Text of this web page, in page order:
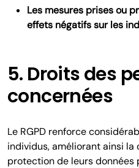
Les mesures prises ou
effets négatifs sur les
5. Droits des
concernées
Le RGPD renforce
individus, améliorant ainsi
protection de leurs données